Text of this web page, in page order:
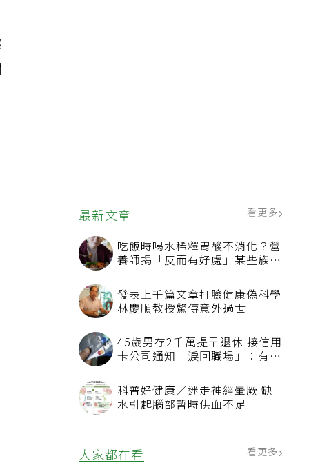
最新文章 看更多
吃飯時喝水稀釋胃酸不消化？營
養師揭「反而有好處」某些族群
發表上千篇文章打臉健康偽科學
林慶順教授驚傳意外過世
45歲男存2千萬提早退休 接信用
卡公司通知「淚回職場」：有錢
科普好健康／迷走神經暈厥 缺
水引起腦部暫時供血不足
大家都在看 看更多